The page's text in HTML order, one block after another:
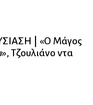
| «Ο Μάγος
Τζουλιάνο ντα